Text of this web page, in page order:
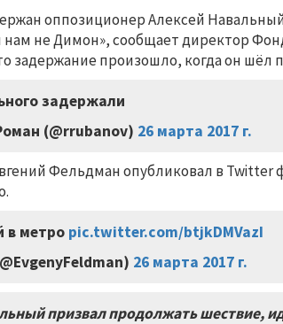
оппозиционер Алексей
не Димон», сообщает директор
задержание произошло, когда он шёл
задержали
(@rrubanov) 26 марта 2017 г.
Фельдман опубликовал в
в метро pic.twitter.com/btjkDMVazI
26 марта 2017 г.
призвал продолжать шествие,